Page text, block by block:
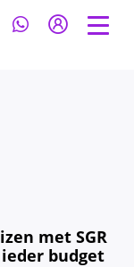
met SGR
budget